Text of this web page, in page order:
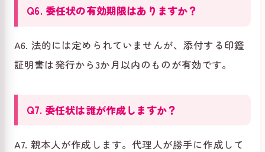
Q6. 委任状の有効期限はありますか？
A6. 法的には定められていませんが、添付する印鑑
証明書は発行から3か月以内のものが有効です。
Q7. 委任状は誰が作成しますか？
A7. 親本人が作成します。代理人が勝手に作成して